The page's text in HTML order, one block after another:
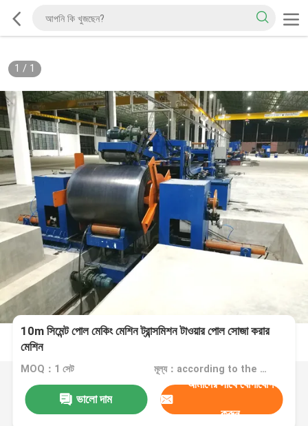
1 / 1
10m সিমেন্ট পোল মেকিং মেশিন ট্রান্সমিশন টাওয়ার পোল সোজা করার
মেশিন
MOQ：1 সেট মূল্য：according to the machine requirement
ভালো দাম
আমাদের সাথে যোগাযোগ
করুন